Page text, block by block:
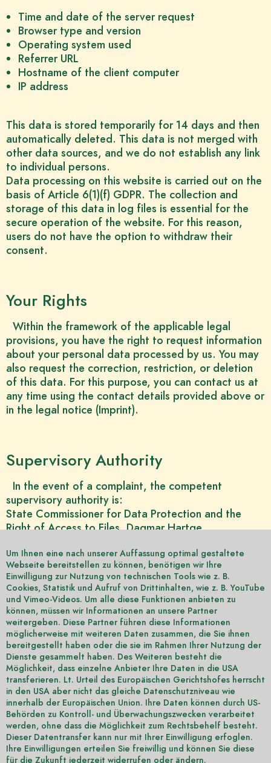
Time and date of the server request
Browser type and version
Operating system used
Referrer URL
Hostname of the client computer
IP address
This data is stored temporarily for 14 days and then
automatically deleted. This data is not merged with
other data sources, and we do not establish any link
to individual persons.
Data processing on this website is carried out on the
basis of Article 6(1)(f) GDPR. The collection and
storage of this data in log files is essential for the
secure operation of the website. For this reason,
users do not have the option to withdraw their
consent.
Your Rights
Within the framework of the applicable legal
provisions, you have the right to request information
about your personal data processed by us. You may
also request the correction, restriction, or deletion
of this data. For this purpose, you can contact us at
any time using the contact details provided above or
in the legal notice (Imprint).
Supervisory Authority
In the event of a complaint, the competent
supervisory authority is:
State Commissioner for Data Protection and the
Right of Access to Files Dagmar Hartge
Germany
MEDIAG
Filmuniversität Babelsberg
KONRAD WOLF
Marlene-Dietrich-Allee 11
D-14482 Potsdam
Um Ihnen eine nach unserer Auffassung optimal gestaltete
Webseite bereitstellen zu können, benötigen wir Ihre
Einwilligung zur Nutzung von technischen Tools wie z. B.
Cookies, Statistik und Aufruf von Drittinhalten, wie z. B. YouTube
und Vimeo-Videos. Um alle diese Funktionen anbieten zu
können, müssen wir Informationen an unsere Partner
weitergeben. Diese Partner führen diese Informationen
möglicherweise mit weiteren Daten zusammen, die Sie ihnen
bereitgestellt haben oder die sie im Rahmen Ihrer Nutzung der
Dienste gesammelt haben. Des Weiteren besteht die
Möglichkeit, dass einzelne Anbieter Ihre Daten in die USA
transferieren. Lt. Urteil des Europäischen Gerichtshofes herrscht
in den USA aber nicht das gleiche Datenschutzniveau wie
innerhalb der Europäischen Union. Ihre Daten können durch US-
Behörden zu Kontroll- und Überwachungszwecken verarbeitet
werden, ohne dass die Möglichkeit zum Rechtsbehelf besteht.
Dieser Datentransfer kann nur mit Ihrer Einwilligung erfoglen.
Ihre Einwilligungen erteilen Sie freiwillig und können Sie diese
für die Zukunft jederzeit widerrufen oder ändern.